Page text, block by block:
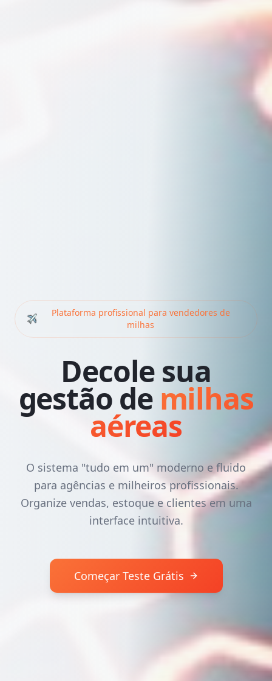
Plataforma profissional para vendedores de
milhas
Decole sua
gestão de milhas
aéreas
O sistema "tudo em um" moderno e fluido
para agências e milheiros profissionais.
Organize vendas, estoque e clientes em uma
interface intuitiva.
Começar Teste Grátis